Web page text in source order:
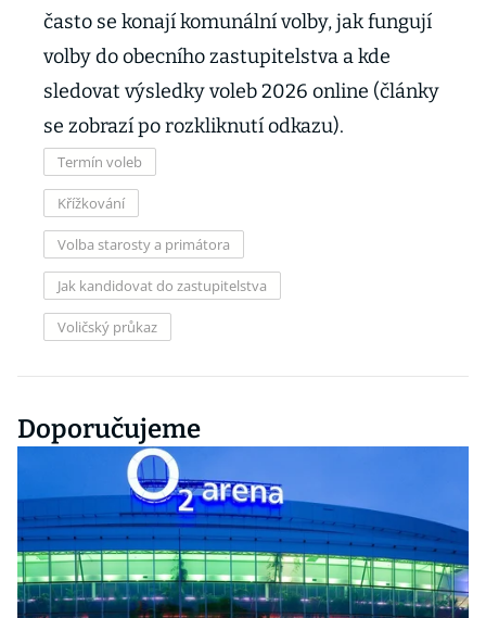
často se konají komunální volby, jak fungují
volby do obecního zastupitelstva a kde
sledovat výsledky voleb 2026 online (články
se zobrazí po rozkliknutí odkazu).
Termín voleb
Křížkování
Volba starosty a primátora
Jak kandidovat do zastupitelstva
Voličský průkaz
Doporučujeme